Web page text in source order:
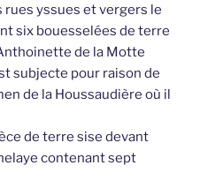
rues yssues et vergers le
six bouesselées de terre
de la Motte
subjecte pour raison de
de la Houssaudière où il
de terre sise devant
contenant sept